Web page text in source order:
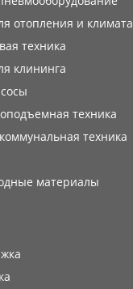
отопления и климата
техника
клининга
техника
техника
материалы